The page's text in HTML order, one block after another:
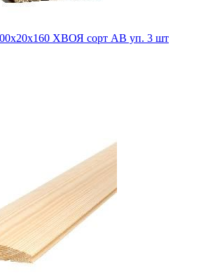
ХВОЯ сорт АВ уп. 3 шт